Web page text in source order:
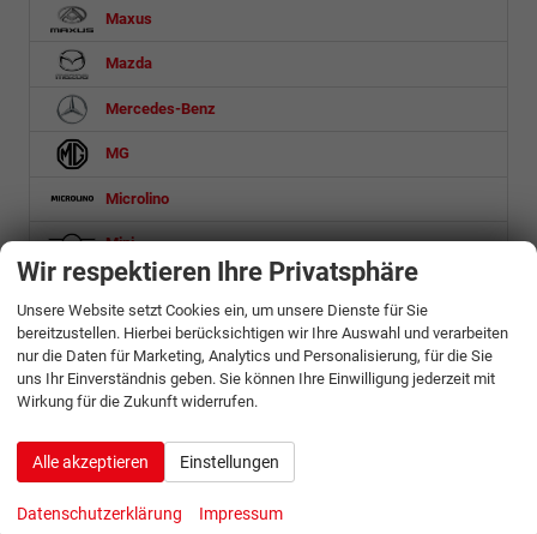
Maxus
Mazda
Mercedes-Benz
MG
Microlino
Mini
Mitsubishi
Nissan
Omoda
Ora
Peugeot
Wir respektieren Ihre Privatsphäre
Unsere Website setzt Cookies ein, um unsere Dienste für Sie
bereitzustellen. Hierbei berücksichtigen wir Ihre Auswahl und verarbeiten
nur die Daten für Marketing, Analytics und Personalisierung, für die Sie
uns Ihr Einverständnis geben. Sie können Ihre Einwilligung jederzeit mit
Wirkung für die Zukunft widerrufen.
Alle akzeptieren Einstellungen
Datenschutzerklärung Impressum